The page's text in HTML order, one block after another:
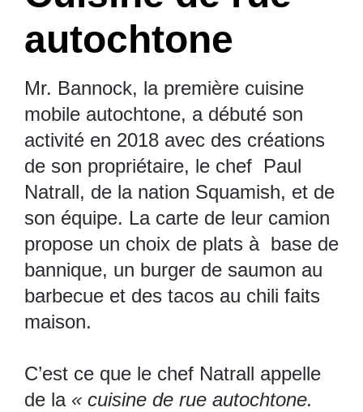
autochtone
Mr. Bannock, la première cuisine
mobile autochtone, a débuté son
activité en 2018 avec des créations
de son propriétaire, le chef Paul
Natrall, de la nation Squamish, et de
son équipe. La carte de leur camion
propose un choix de plats à base de
bannique, un burger de saumon au
barbecue et des tacos au chili faits
maison.
C’est ce que le chef Natrall appelle
de la « cuisine de rue autochtone.